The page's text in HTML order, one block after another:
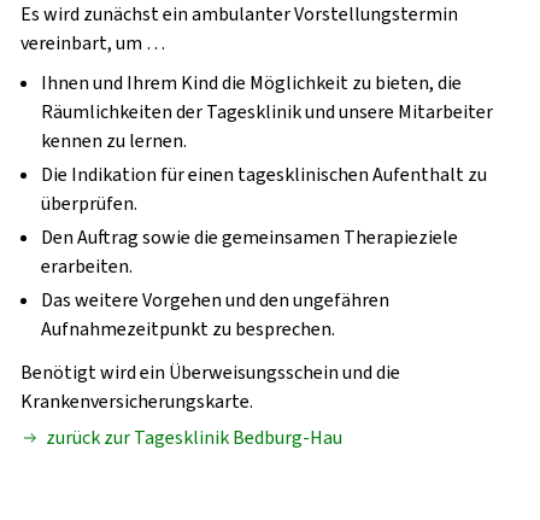
Es wird zunächst ein ambulanter Vorstellungstermin
vereinbart, um …
Ihnen und Ihrem Kind die Möglichkeit zu bieten, die
Räumlichkeiten der Tagesklinik und unsere Mitarbeiter
kennen zu lernen.
Die Indikation für einen tagesklinischen Aufenthalt zu
überprüfen.
Den Auftrag sowie die gemeinsamen Therapieziele
erarbeiten.
Das weitere Vorgehen und den ungefähren
Aufnahmezeitpunkt zu besprechen.
Benötigt wird ein Überweisungsscheinund die
Krankenversicherungskarte.
zurück zur Tagesklinik Bedburg-Hau